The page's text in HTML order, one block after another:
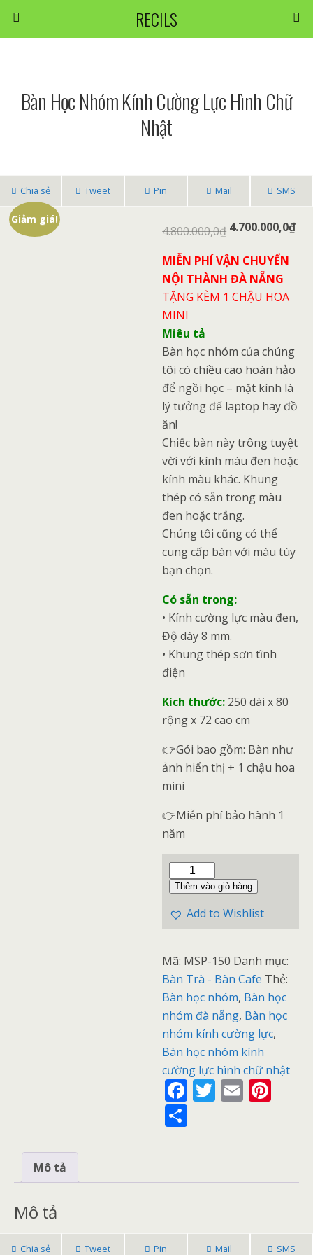
RECILS
Bàn Học Nhóm Kính Cường Lực Hình Chữ
Nhật
Chia sẻ Tweet Pin Mail SMS
Giảm giá!
4.800.000,0₫ 4.700.000,0₫
MIỄN PHÍ VẬN CHUYỂN
NỘI THÀNH ĐÀ NẴNG
TẶNG KÈM 1 CHẬU HOA
MINI
Miêu tả
Bàn học nhóm của chúng
tôi có chiều cao hoàn hảo
để ngồi học – mặt kính là
lý tưởng để laptop hay đồ
ăn!
Chiếc bàn này trông tuyệt
vời với kính màu đen hoặc
kính màu khác. Khung
thép có sẵn trong màu
đen hoặc trắng.
Chúng tôi cũng có thể
cung cấp bàn với màu tùy
bạn chọn.
Có sẵn trong:
• Kính cường lực màu đen,
Độ dày 8 mm.
• Khung thép sơn tĩnh
điện
Kích thước: 250 dài x 80
rộng x 72 cao cm
👉Gói bao gồm: Bàn như
ảnh hiển thị + 1 chậu hoa
mini
👉Miễn phí bảo hành 1
năm
Thêm vào giỏ hàng
Add to Wishlist
Mã: MSP-150 Danh mục:
Bàn Trà - Bàn Cafe Thẻ:
Bàn học nhóm, Bàn học
nhóm đà nẵng, Bàn học
nhóm kính cường lực,
Bàn học nhóm kính
cường lực hình chữ nhật
F
o
T E
st
e
Mô tả
Mô tả
Chia sẻ Tweet Pin Mail SMS